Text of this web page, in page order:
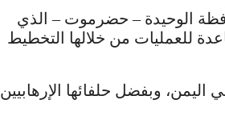
الوحيدة – حضرموت – الذي
للعمليات من خلالها التخطيط
وبفضل حلفائها الإرهابيين